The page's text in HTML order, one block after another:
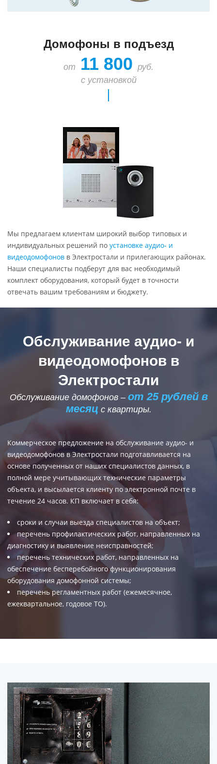
Домофоны в подъезд
от 11 800 руб.
с установкой
Мы предлагаем клиентам широкий выбор типовых и
индивидуальных решений по установке аудио- и
видеодомофонов в Электростали и прилегающих районах.
Наши специалисты подберут для вас необходимый
комплект оборудования, который будет в точности
отвечать вашим требованиям и бюджету.
Обслуживание аудио- и
видеодомофонов в
Электростали
Обслуживание домофонов – от 25 рублей в
месяц с квартиры.
Коммерческое предложение на обслуживание аудио- и
видеодомофонов в Электростали подготавливается на
основе полученных от наших специалистов данных, в
полной мере учитывающих технические параметры
объекта, и высылается клиенту по электронной почте в
течение 24 часов. КП включает в себя:
сроки и случаи выезда специалистов на объект;
перечень профилактических работ, направленных на
диагностику и выявление неисправностей;
перечень технических работ, направленных на
обеспечение бесперебойного функционирования
оборудования домофонной системы;
перечень регламентных работ (ежемесячное,
ежеквартальное, годовое ТО).